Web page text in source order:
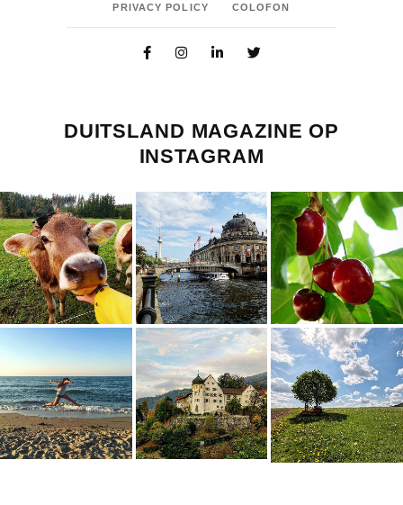
PRIVACY POLICY COLOFON
DUITSLAND MAGAZINE OP
INSTAGRAM